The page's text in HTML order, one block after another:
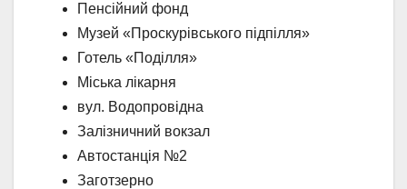
Пенсійний фонд
Музей «Проскурівського підпілля»
Готель «Поділля»
Міська лікарня
вул. Водопровідна
Залізничний вокзал
Автостанція №2
Заготзерно